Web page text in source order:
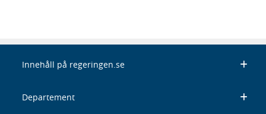
Innehåll på regeringen.se
Departement